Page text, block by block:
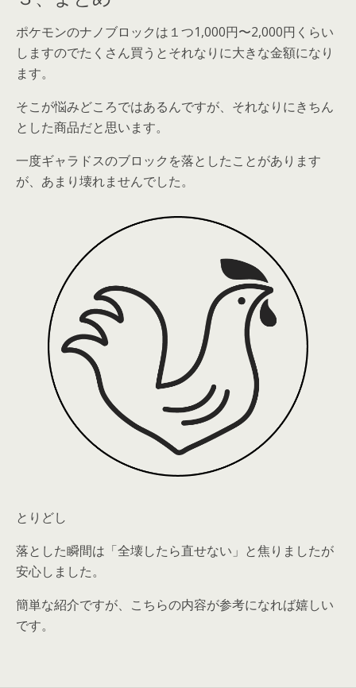
ポケモンのナノブロックは １つ1,000円〜2,000円くらい
しますのでたくさん買うとそれなりに大きな金額になり
ます。
そこが悩みどころではあるんですが、それなりにきちん
とした商品だと思います。
一度ギャラドスのブロックを落としたことがあります
が、あまり壊れませんでした。
とりどし
落とした瞬間は「全壊したら直せない」と焦りましたが
安心しました。
簡単な紹介ですが、こちらの内容が参考になれば嬉しい
です。